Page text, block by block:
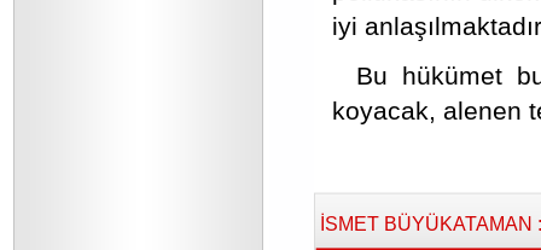
iyi
Bu hükümet
koyacak, alenen
İSMET BÜYÜKATAMAN